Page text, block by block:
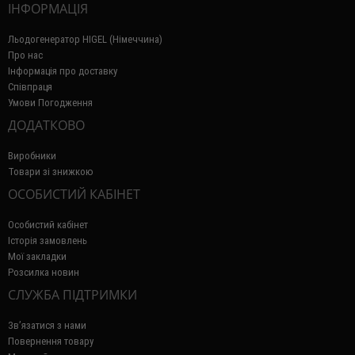
ІНФОРМАЦІЯ
Льодогенератор HIGEL (Німеччина)
Про нас
Інформація про доставку
Співпраця
Умови Погодження
ДОДАТКОВО
Виробники
Товари зі знижкою
ОСОБИСТИЙ КАБІНЕТ
Особистий кабінет
Історія замовлень
Мої закладки
Розсилка новин
СЛУЖБА ПІДТРИМКИ
Зв’язатися з нами
Повернення товару